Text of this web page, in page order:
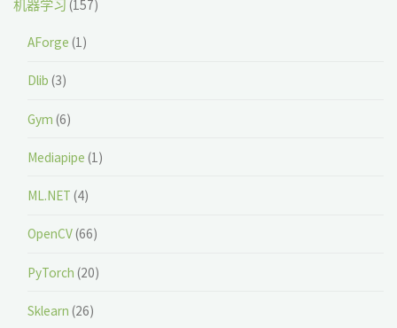
机器学习 (157)
AForge (1)
Dlib (3)
Gym (6)
Mediapipe (1)
ML.NET (4)
OpenCV(66)
PyTorch (20)
Sklearn (26)